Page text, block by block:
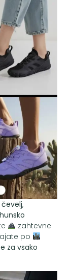
,
zahtevne
po
za vsako